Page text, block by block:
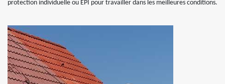
protection individuelle ou EPI pour travailler dans les meilleures conditions.